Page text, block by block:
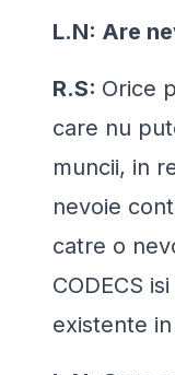
L.N: Are
R.S: Orice
care nu
muncii, in
nevoie
catre o
CODECS
existente